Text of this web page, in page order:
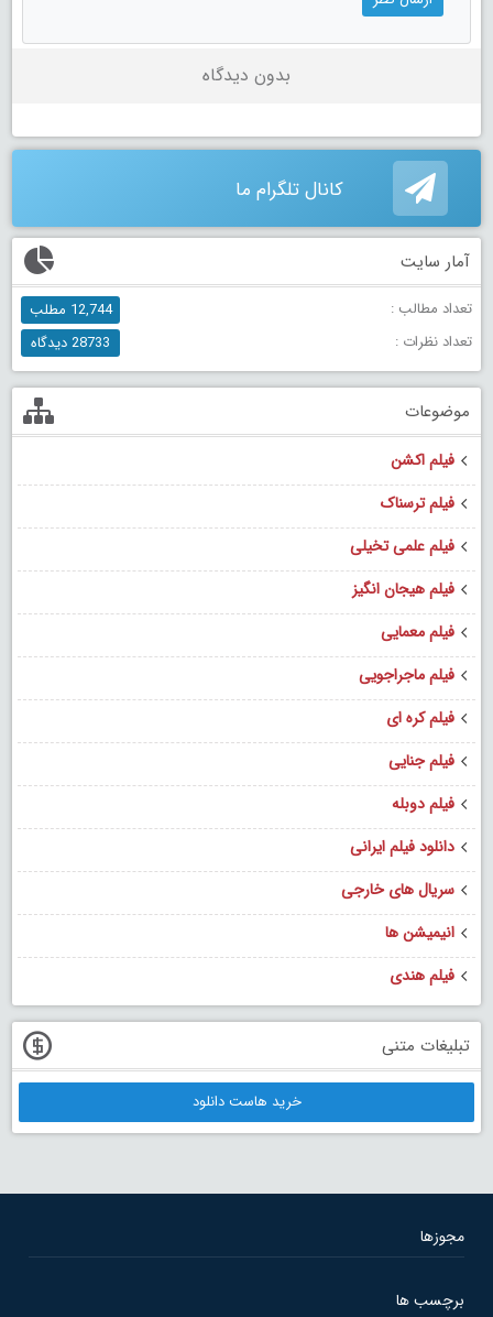
بدون دیدگاه
کانال تلگرام ما
آمار سایت
تعداد مطالب :
12,744 مطلب
تعداد نظرات :
28733 دیدگاه
موضوعات
فیلم اکشن
فیلم ترسناک
فیلم علمی تخیلی
فیلم هیجان انگیز
فیلم معمایی
فیلم ماجراجویی
فیلم کره ای
فیلم جنایی
فیلم دوبله
دانلود فیلم ایرانی
سریال های خارجی
انیمیشن ها
فیلم هندی
تبلیغات متنی
خرید هاست دانلود
مجوزها
برچسب ها